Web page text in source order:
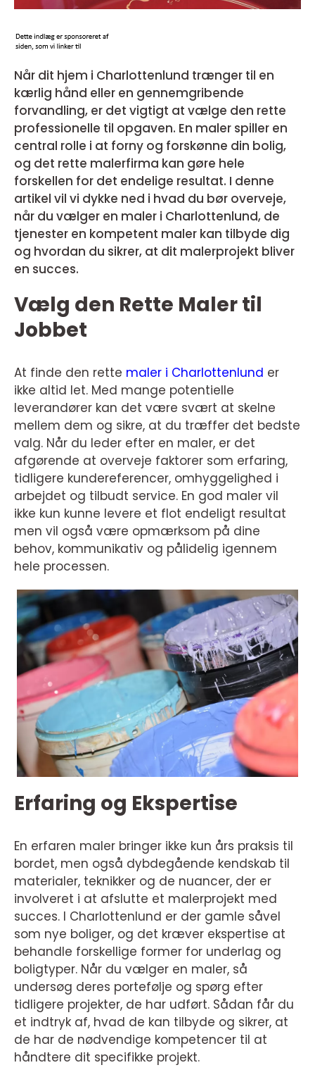
Når dit hjem i Charlottenlund trænger til en
kærlig hånd eller en gennemgribende
forvandling, er det vigtigt at vælge den rette
professionelle til opgaven. En maler spiller en
central rolle i at forny og forskønne din bolig,
og det rette malerfirma kan gøre hele
forskellen for det endelige resultat. I denne
artikel vil vi dykke ned i hvad du bør overveje,
når du vælger en maler i Charlottenlund, de
tjenester en kompetent maler kan tilbyde dig
og hvordan du sikrer, at dit malerprojekt bliver
en succes.
Vælg den Rette Maler til
Jobbet
At finde den rette maler i Charlottenlund er
ikke altid let. Med mange potentielle
leverandører kan det være svært at skelne
mellem dem og sikre, at du træffer det bedste
valg. Når du leder efter en maler, er det
afgørende at overveje faktorer som erfaring,
tidligere kundereferencer, omhyggelighed i
arbejdet og tilbudt service. En god maler vil
ikke kun kunne levere et flot endeligt resultat
men vil også være opmærksom på dine
behov, kommunikativ og pålidelig igennem
hele processen.
Erfaring og Ekspertise
En erfaren maler bringer ikke kun års praksis til
bordet, men også dybdegående kendskab til
materialer, teknikker og de nuancer, der er
involveret i at afslutte et malerprojekt med
succes. I Charlottenlund er der gamle såvel
som nye boliger, og det kræver ekspertise at
behandle forskellige former for underlag og
boligtyper. Når du vælger en maler, så
undersøg deres portefølje og spørg efter
tidligere projekter, de har udført. Sådan får du
et indtryk af, hvad de kan tilbyde og sikrer, at
de har de nødvendige kompetencer til at
håndtere dit specifikke projekt.